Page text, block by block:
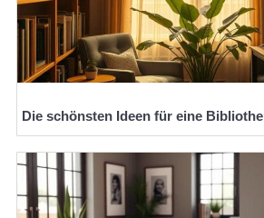
Die schönsten Ideen für eine